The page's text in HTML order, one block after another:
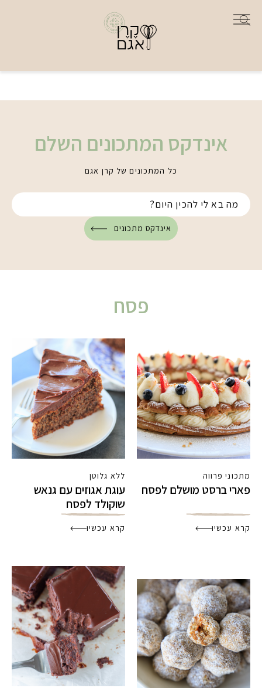
אינדקס המתכונים השלם
כל המתכונים של קרן אגם
אינדקס מתכונים
פסח
מתכוני פרווה
פארי ברסט מושלם לפסח
קרא עכשיו
ללא גלוטן
עוגת אגוזים עם גנאש
שוקולד לפסח
קרא עכשיו